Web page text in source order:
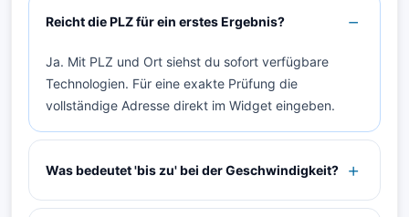
Reicht die PLZ für ein erstes Ergebnis?
Ja. Mit PLZ und Ort siehst du sofort verfügbare
Technologien. Für eine exakte Prüfung die
vollständige Adresse direkt im Widget eingeben.
Was bedeutet 'bis zu' bei der Geschwindigkeit?